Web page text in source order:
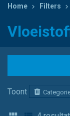
Home Filters
Toont